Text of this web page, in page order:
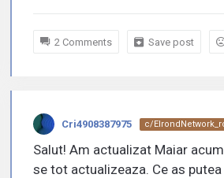
2 Comments Save post
Cri4908387975 c/
Salut! Am actualizat Maiar
se tot actualizeaza. Ce as